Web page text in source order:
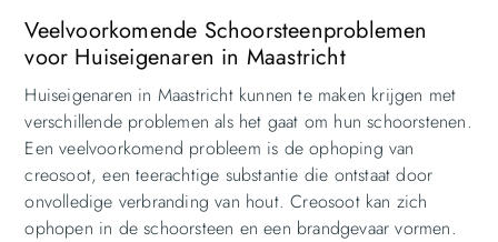
Veelvoorkomende Schoorsteenproblemen
voor Huiseigenaren in Maastricht
Huiseigenaren in Maastricht kunnen te maken krijgen met
verschillende problemen als het gaat om hun schoorstenen.
Een veelvoorkomend probleem is de ophoping van
creosoot, een teerachtige substantie die ontstaat door
onvolledige verbranding van hout. Creosoot kan zich
ophopen in de schoorsteen en een brandgevaar vormen.